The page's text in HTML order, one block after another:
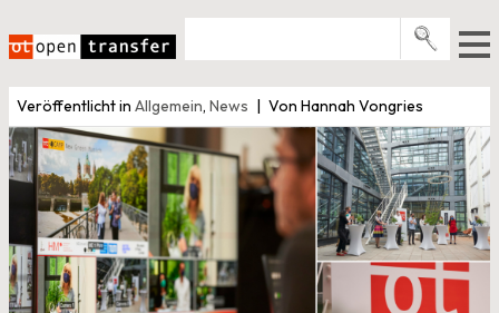
Inhalt
springen
Pro­gramme
Events
E-Books
Über uns
News
Veröffentlicht in Allgemein, News Von Hannah Vongries